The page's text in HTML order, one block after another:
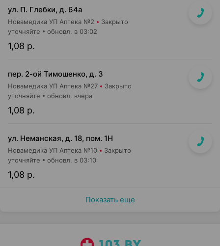
ул. П. Глебки, д. 64а
Новамедика УП Аптека №2 Закрыто
1,08 р.
уточняйте обновл. в 03:02
пер. 2-ой Тимошенко, д. 3
Новамедика УП Аптека №27 Закрыто
1,08 р.
уточняйте обновл. вчера
ул. Неманская, д. 18, пом. 1Н
Новамедика УП Аптека №10 Закрыто
1,08 р.
уточняйте обновл. в 03:10
Показать еще